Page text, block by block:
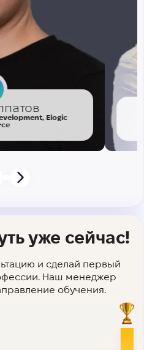
Elogic
уже сейчас!
и сделай первый
Наш менеджер
обучения.